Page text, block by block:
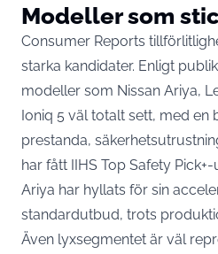
Modeller som
Consumer Reports
starka kandidater. Enligt
modeller som Nissan Ariya,
Ioniq 5 väl totalt sett, med en
prestanda,
har fått IIHS Top Safety
Ariya har hyllats för sin
standardutbud, trots
Även lyxsegmentet är väl